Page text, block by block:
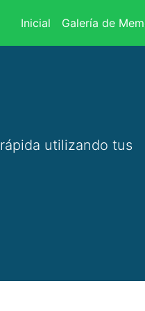
Inicial (current)
Galería de
utilizando tus